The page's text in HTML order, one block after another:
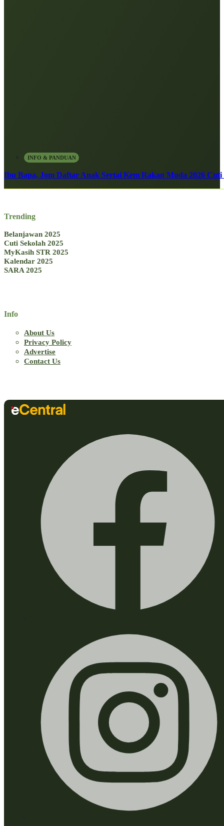
INFO & PANDUAN
Ibu Bapa, Jom Daftar Anak Sertai Kem Rakan Muda 2026
Trending
Belanjawan 2025
Cuti Sekolah 2025
MyKasih STR 2025
Kalendar 2025
SARA 2025
Info
About Us
Privacy Policy
Advertise
Contact Us